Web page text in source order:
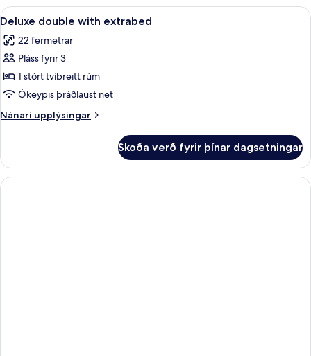
with
balcony
Skoða
allar
myndir
fyrir
Deluxe
double
with
extrabed
Ofnæmisprófaður sængurfatnaður,
2
Deluxe double with extrabed
22 fermetrar
Pláss fyrir 3
1 stórt tvíbreitt rúm
Ókeypis þráðlaust net
Nánari upplýsingar
Nánari
double
with
extrabed
Skoða verð fyrir þínar dagsetningar